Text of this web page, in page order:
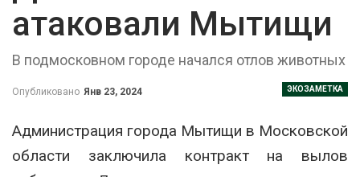
атаковали Мытищи
В подмосковном городе начался отлов животных
ЭКОЗАМЕТКА
Опубликовано Янв 23, 2024
Администрация города Мытищи в Московской
области заключила контракт на вылов